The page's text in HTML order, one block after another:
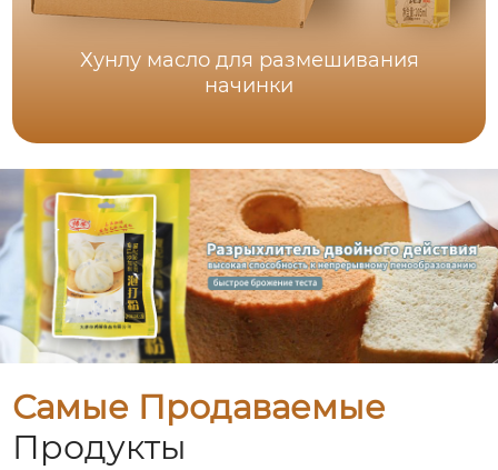
Хунлу масло для размешивания
начинки
Самые Продаваемые
Продукты